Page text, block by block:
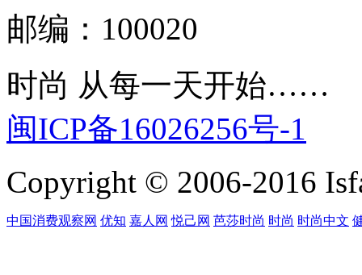
邮编：100020
时尚 从每一天开始……
闽ICP备16026256号-1
Copyright © 2006-2016
中国消费观察网 优知 嘉人网 悦己网 芭莎时尚 时尚 时尚中文